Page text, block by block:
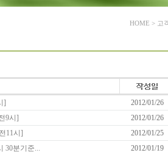
HOME > 고
] 2012/01/26
9시] 2012/01/26
11시] 2012/01/25
30분기준... 2012/01/19